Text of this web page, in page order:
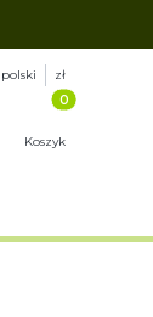
polski zł
Produkty w
Koszyk